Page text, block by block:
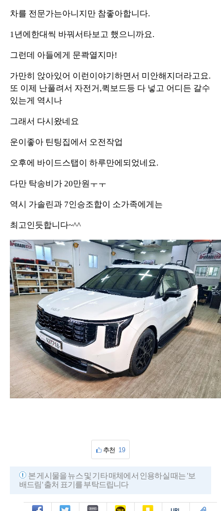
차를 전문가는아니지만 참좋아합니다.
1년에한대씩 바꿔서타보고 했으니까요.
그런데 아들에게 문콱열지마!
가만히 앉아있어 이런이야기하면서 미안해지더라고요.
또 이제 난풀려서 자전거,퀵보드등 다 넣고 어디든 갈수
있는게 역시나
그래서 다시왔네요
운이좋아 틴팅집에서 오전작업
오후에 바이드스탭이 하루만에되었네요.
다만 탁송비가 20만원ㅜㅜ
역시 가솔린과 7인승조합이 소가족에게는
최고인듯합니다~^^
추천 19
본 게시물을 뉴스 및 기타 매체에서 인용하실 때는 '보
배드림' 출처 표기를 부탁드립니다